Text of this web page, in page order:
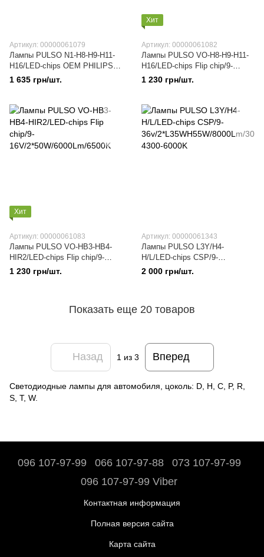
Артикул: 00000061079
Лампы PULSO N1-H8-H9-H11-
H16/LED-chips OEM PHILIPS
Flip chip/9-
16V/2*70W/8500Lm/6500K
1 635 грн/шт.
Хит
Артикул: 00000061082
Лампы PULSO VO-H8-H9-H11-
H16/LED-chips Flip chip/9-
16V/2*50W/6000Lm/6500K
1 230 грн/шт.
Хит
Артикул: 00000061083
Лампы PULSO VO-HB3-HB4-
HIR2/LED-chips Flip chip/9-
16V/2*50W/6000Lm/6500K
1 230 грн/шт.
Артикул: 00000061343
Лампы PULSO L3Y/H4-
H/L/LED-chips CSP/9-
36v/2*L35WH55W/8000Lm/3000-
4300-6000K
2 000 грн/шт.
Показать еще 20 товаров
Назад 1 из 3 Вперед
Светодиодные лампы для автомобиля, цоколь: D, H, C, P, R,
S, T, W.
096 107-97-99 066 107-97-88
073 107-97-99
096 107-97-99 Viber
Контактная информация
Полная версия сайта
Карта сайта